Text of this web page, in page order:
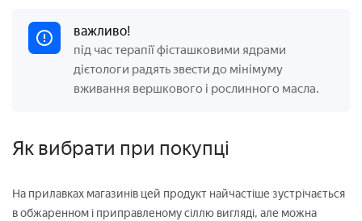
важливо!
під час терапії фісташковими ядрами
дієтологи радять звести до мінімуму
вживання вершкового і рослинного масла.
Як вибрати при покупці
На прилавках магазинів цей продукт найчастіше зустрічається
в обжаренном і приправленому сіллю вигляді, але можна